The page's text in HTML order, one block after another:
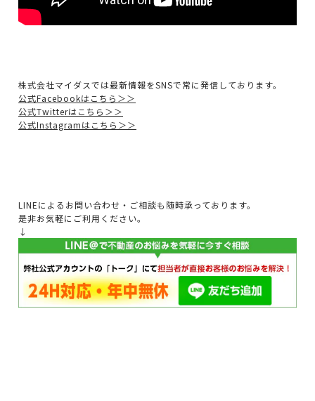
株式会社マイダスでは最新情報をSNSで常に発信しております。
公式Facebookはこちら＞＞
公式Twitterはこちら＞＞
公式Instagramはこちら＞＞
LINEによるお問い合わせ・ご相談も随時承っております。
是非お気軽にご利用ください。
↓